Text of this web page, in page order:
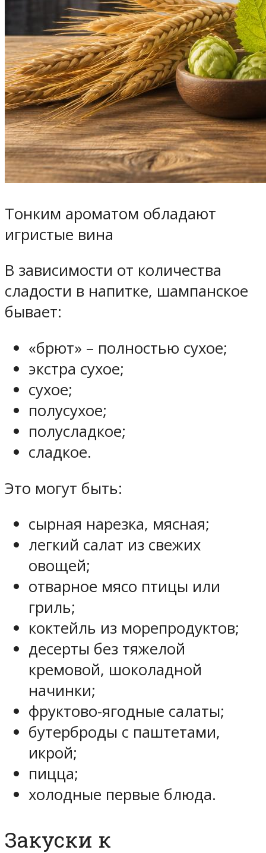
Тонким ароматом обладают
игристые вина
В зависимости от количества
сладости в напитке, шампанское
бывает:
«брют» – полностью сухое;
экстра сухое;
сухое;
полусухое;
полусладкое;
сладкое.
Это могут быть:
сырная нарезка, мясная;
легкий салат из свежих
овощей;
отварное мясо птицы или
гриль;
коктейль из морепродуктов;
десерты без тяжелой
кремовой, шоколадной
начинки;
фруктово-ягодные салаты;
бутерброды с паштетами,
икрой;
пицца;
холодные первые блюда.
Закуски к